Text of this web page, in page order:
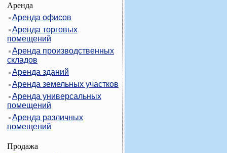
Аренда
Аренда офисов
Аренда торговых
помещений
Аренда производственных
складов
Аренда зданий
Аренда земельных участков
Аренда универсальных
помещений
Аренда различных
помещений
Продажа